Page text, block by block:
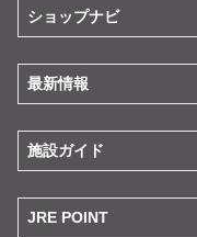
ショップナビ
最新情報
施設ガイド
JRE POINT